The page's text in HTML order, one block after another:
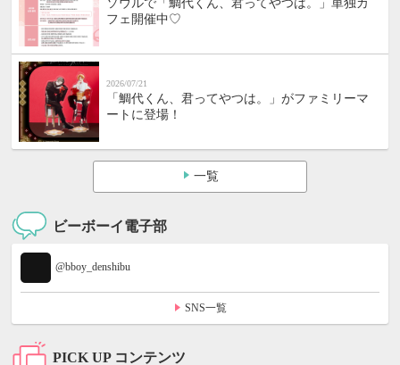
ソウルで「鯛代くん、君ってやつは。」単独カ
フェ開催中♡
2026/07/21
「鯛代くん、君ってやつは。」がファミリーマ
ートに登場！
一覧
ビーボーイ電子部
@bboy_denshibu
SNS一覧
PICK UP コンテンツ